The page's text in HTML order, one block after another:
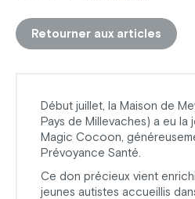
Retourner aux articles
Début juillet, la Maison de
Pays de Millevaches) a eu
Magic Cocoon,
Prévoyance Santé.
Ce don précieux vient
jeunes autistes accueillis